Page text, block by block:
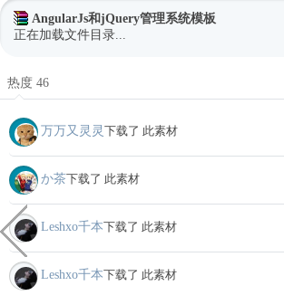
AngularJs和jQuery管理系统模板
正在加载文件目录...
热度 46
万万又灵灵 下载了 此素材
か茶下载了 此素材
Leshxo千本下载了 此素材
Leshxo千本下载了 此素材